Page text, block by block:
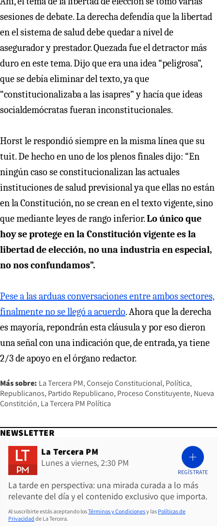
sesiones de debate. La derecha defendía que la libertad
en el sistema de salud debe quedar a nivel de
asegurador y prestador. Quezada fue el detractor más
duro en este tema. Dijo que era una idea “peligrosa”,
que se debía eliminar del texto, ya que
“constitucionalizaba a las isapres” y hacía que ideas
socialdemócratas fueran inconstitucionales.
Horst le respondió siempre en la misma línea que su
tuit. De hecho en uno de los plenos finales dijo: “En
ningún caso se constitucionalizan las actuales
instituciones de salud previsional ya que ellas no están
en la Constitución, no se crean en el texto vigente, sino
que mediante leyes de rango inferior.Lo único que
hoy se protege en la Constitución vigente es la
libertad de elección, no una industria en especial,
no nos confundamos”.
Pese a las arduas conversaciones entre ambos sectores,
finalmente no se llegó a acuerdo. Ahora que la derecha
es mayoría, repondrán esta cláusula y por eso dieron
una señal con una indicación que, de entrada, ya tiene
2/3 de apoyo en el órgano redactor.
Más sobre: La Tercera PM Consejo Constitucional Política
Republicanos Partido Republicano Proceso Constituyente Nueva
Constitción La Tercera PM Política
NEWSLETTER
La Tercera PM
Lunes a viernes, 2:30 PM
La tarde en perspectiva: una mirada curada a lo más
relevante del día y el contenido exclusivo que importa.
REGÍSTRATE
Al suscribirte estás aceptando losTérminos y Condicionesy las Políticas de
Privacidad de La Tercera.